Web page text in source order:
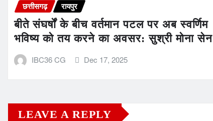
छत्तीसगढ़ रायपुर
बीते संघर्षों के बीच वर्तमान पटल पर अब स्वर्णिम
भविष्य को तय करने का अवसर: सुश्री मोना सेन
IBC36 CG Dec 17, 2025
LEAVE A REPLY